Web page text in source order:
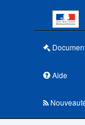
Aide